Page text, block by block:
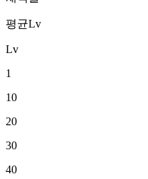
평균Lv
Lv
1
10
20
30
40